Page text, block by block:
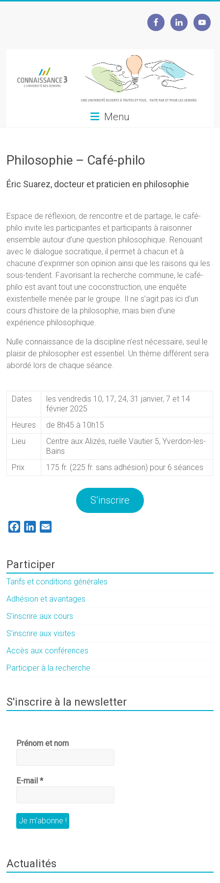
seniors
Menu
Philosophie – Café-philo
Éric Suarez, docteur et praticien en philosophie
Espace de réflexion, de rencontre et de partage, le café-
philo invite les participantes et participants à raisonner
ensemble autour d’une question philosophique. Renouant
avec le dialogue socratique, il permet à chacun et à
chacune d’exprimer son opinion ainsi que les raisons qui les
sous-tendent. Favorisant la recherche commune, le café-
philo est avant tout une coconstruction, une enquête
existentielle menée par le groupe. Il ne s’agit pas ici d’un
cours d’histoire de la philosophie, mais bien d’une
expérience philosophique.
Nulle connaissance de la discipline n’est nécessaire, seul le
plaisir de philosopher est essentiel. Un thème différent sera
abordé lors de chaque séance.
Dates
les vendredis 10, 17, 24, 31 janvier, 7 et 14
février 2025
Heures
de 8h45 à 10h15
Lieu
Centre aux Alizés, ruelle Vautier 5, Yverdon-les-
Bains
Prix
175 fr. (225 fr. sans adhésion) pour 6 séances
S’inscrire
e
b
o
o
k
e
d
I
i
l
Participer
Tarifs et conditions générales
Adhésion et avantages
S’inscrire aux cours
S’inscrire aux visites
Accès aux conférences
Participer à la recherche
S'inscrire à la newsletter
Prénom et nom
E-mail*
Actualités